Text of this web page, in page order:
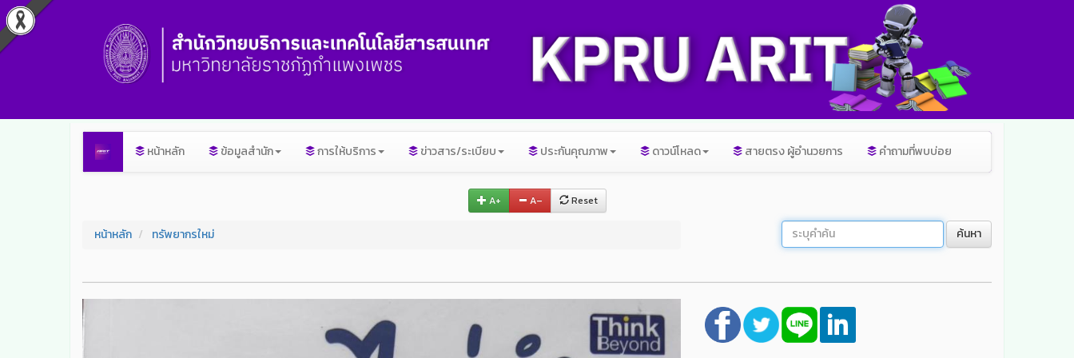
หน้าหลัก ข้อมูลสำนัก การให้บริการ ข่าวสาร/ระเบียบ ประกันคุณภาพ ดาวน์โหลด สายตรง ผู้อำนวยการ คำถามที่พบบ่อย
A+ A– Reset
หน้าหลัก ทรัพยากรใหม่ ค้นหา